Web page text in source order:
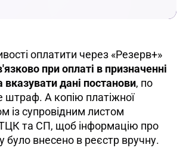
оплатити через «Резерв+»
при оплаті в призначенні
дані постанови, по
штраф. А копію платіжної
із супровідним листом
та СП, щоб інформацію про
було внесено в реєстр вручну.